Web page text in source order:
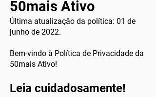
50mais Ativo
Última atualização da política: 01 de
junho de 2022.
Bem-vindo à Política de Privacidade da
50mais Ativo!
Leia cuidadosamente!